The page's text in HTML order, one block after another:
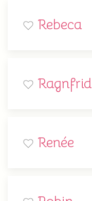
Rebeca
Ragnfrid
Renée